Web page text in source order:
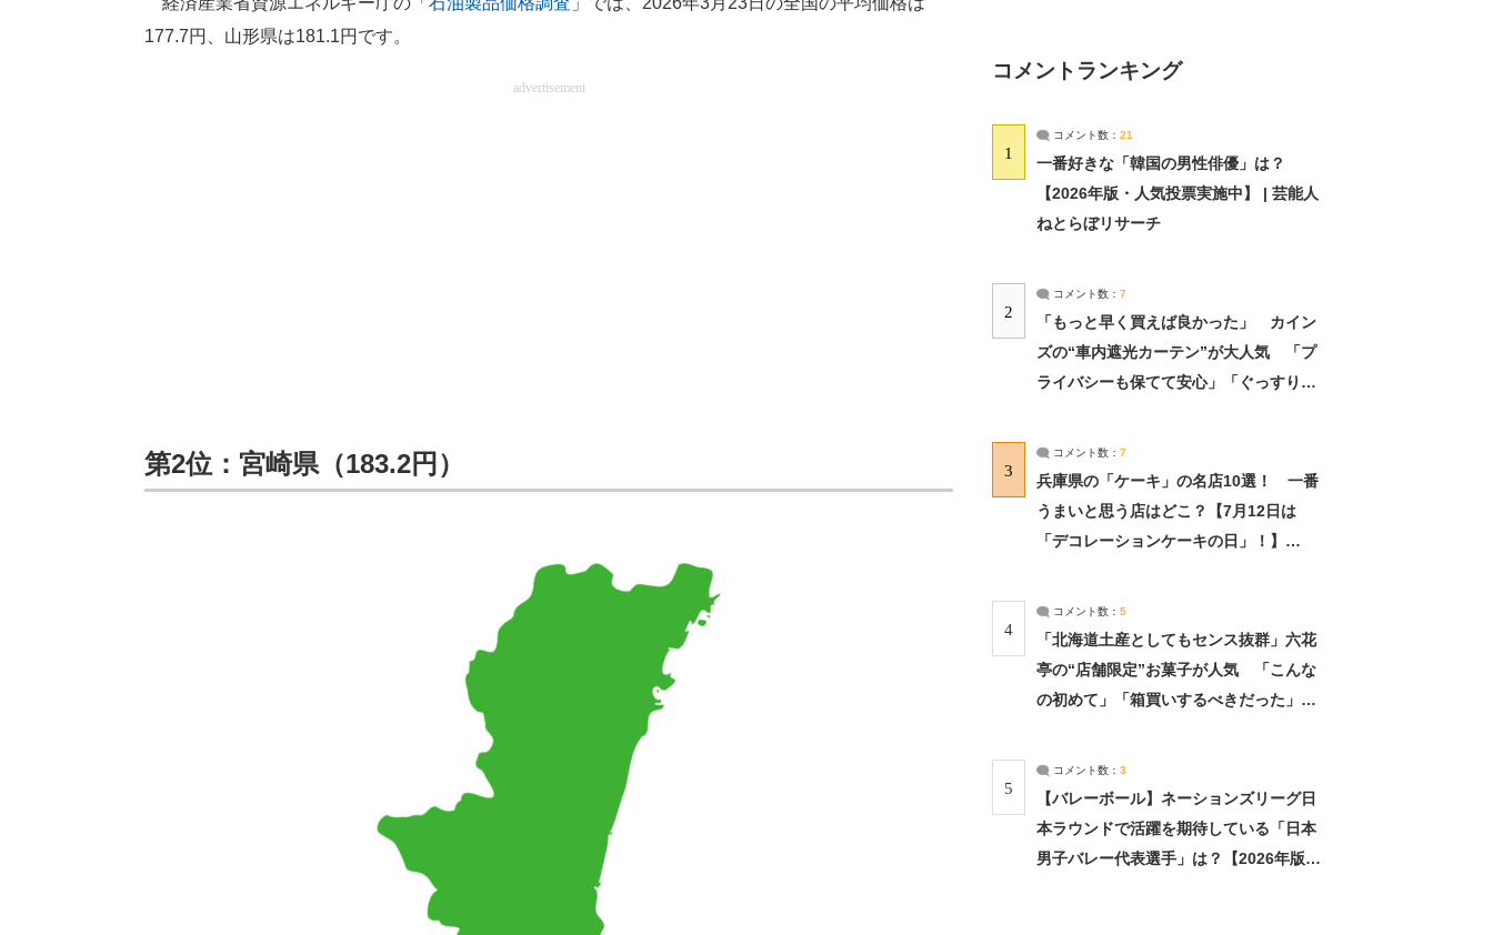
177.7円、山形県は181.1円です。
advertisement
第2位：宮崎県（183.2円）
コメントランキング
1
コメント数： 21
一番好きな「韓国の男性俳優」は？
【2026年版・人気投票実施中】 | 芸能人
ねとらぼリサーチ
2
コメント数： 7
「もっと早く買えば良かった」 カイン
ズの“車内遮光カーテン”が大人気 「プ
ライバシーも保てて安心」「ぐっすり眠
3
コメント数： 7
兵庫県の「ケーキ」の名店10選！ 一番
うまいと思う店はどこ？【7月12日は
「デコレーションケーキの日」！】
4
コメント数： 5
「北海道土産としてもセンス抜群」六花
亭の“店舗限定”お菓子が人気 「こんな
の初めて」「箱買いするべきだった」
5
コメント数： 3
【バレーボール】ネーションズリーグ日
本ラウンドで活躍を期待している「日本
男子バレー代表選手」は？【2026年版・